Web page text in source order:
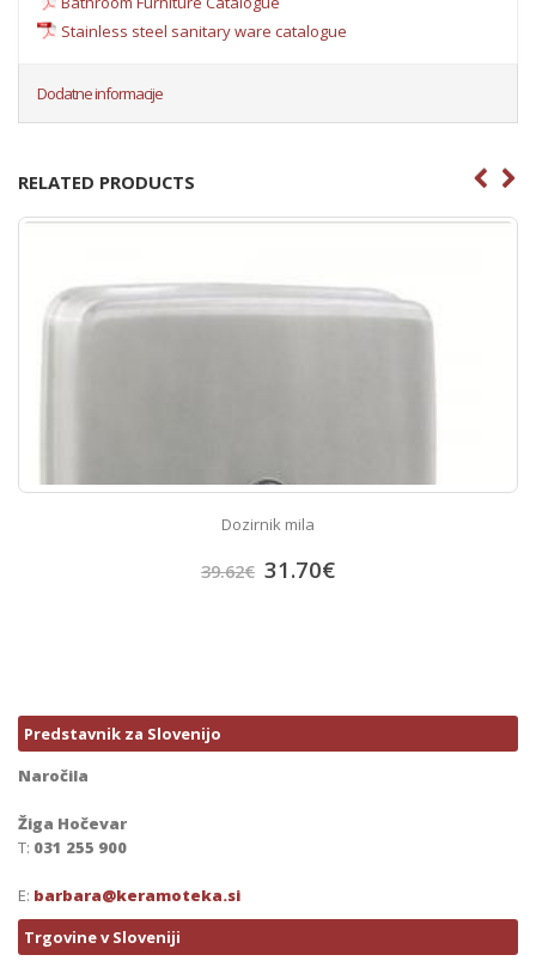
Stainless steel sanitary ware catalogue
Dodatne informacije
RELATED PRODUCTS
Dozirnik mila
39.62€ 31.70€
Predstavnik za Slovenijo
Naročila
Žiga Hočevar
T: 031 255 900
E: barbara@keramoteka.si
Trgovine v Sloveniji